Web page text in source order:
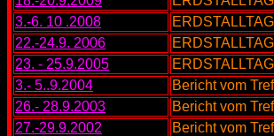
3.-6. 10 .2008
22.-24.9. 2006
23. - 25.9.2005
3.- 5..9.2004
Bericht vom
26.- 28.9.2003
Bericht vom
27.-29.9.2002
Bericht vom